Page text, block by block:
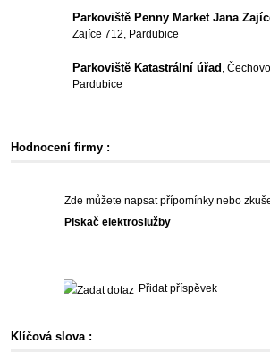
Parkoviště Penny Market Jana
Zajíce 712, Pardubice
Parkoviště Katastrální úřad ,
Pardubice
Hodnocení firmy :
Zde můžete napsat přípomínky nebo
Piskač elektroslužby
Přidat příspěvek
Klíčová slova :